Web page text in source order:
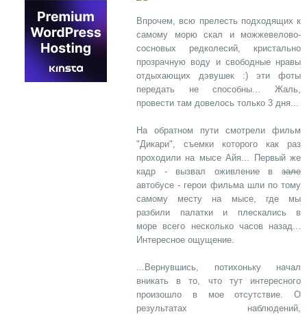
Впрочем, всю прелесть подходящих к
самому морю скал и можжевелово-
сосновых редколесий, кристально
прозрачную воду и свободные нравы
отдыхающих дэвушек :) эти фоты
передать не способны... Жаль,
провести там довелось только 3 дня...
На обратном пути смотрели фильм
"Дикари", съемки которого как раз
проходили на мысе Айя... Первый же
кадр - вызвал оживление в зале
автобусе - герои фильма шли по тому
самому месту на мысе, где мы
разбили палатки и плескались в
море всего несколько часов назад...
Интересное ощущение.
...Вернувшись, потихоньку начал
вникать в то, что тут интересного
произошло в мое отсутствие. О
результатах наблюдений,